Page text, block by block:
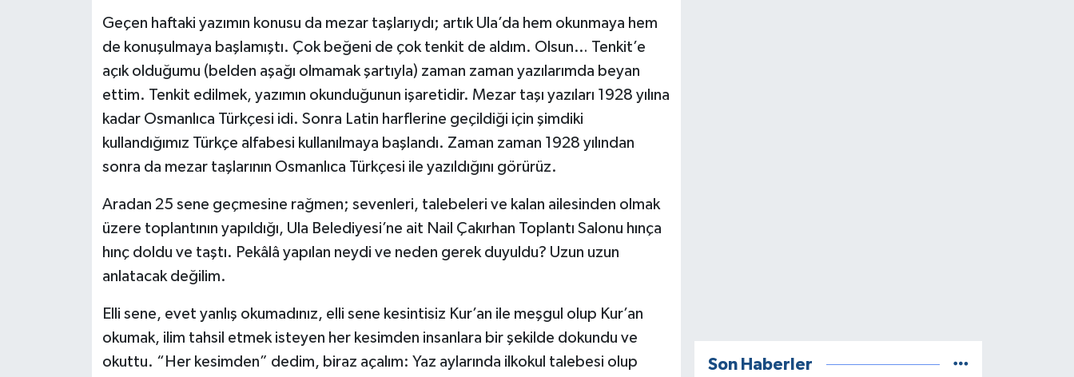
Geçen haftaki yazımın konusu da mezar taşlarıydı; artık Ula’da hem okunmaya hem
de konuşulmaya başlamıştı. Çok beğeni de çok tenkit de aldım. Olsun… Tenkit’e
açık olduğumu (belden aşağı olmamak şartıyla) zaman zaman yazılarımda beyan
ettim. Tenkit edilmek, yazımın okunduğunun işaretidir. Mezar taşı yazıları 1928 yılına
kadar Osmanlıca Türkçesi idi. Sonra Latin harflerine geçildiği için şimdiki
kullandığımız Türkçe alfabesi kullanılmaya başlandı. Zaman zaman 1928 yılından
sonra da mezar taşlarının Osmanlıca Türkçesi ile yazıldığını görürüz.
Aradan 25 sene geçmesine rağmen; sevenleri, talebeleri ve kalan ailesinden olmak
üzere toplantının yapıldığı, Ula Belediyesi’ne ait Nail Çakırhan Toplantı Salonu hınça
hınç doldu ve taştı. Pekâlâ yapılan neydi ve neden gerek duyuldu? Uzun uzun
anlatacak değilim.
Elli sene, evet yanlış okumadınız, elli sene kesintisiz Kur’an ile meşgul olup Kur’an
okumak, ilim tahsil etmek isteyen her kesimden insanlara bir şekilde dokundu ve
okuttu. “Her kesimden” dedim, biraz açalım: Yaz aylarında ilkokul talebesi olup
Son Haberler